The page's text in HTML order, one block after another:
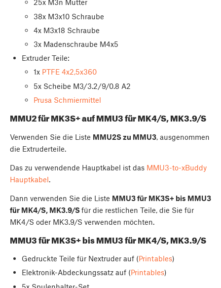
25x M3n Mutter
38x M3x10 Schraube
4x M3x18 Schraube
3x Madenschraube M4x5
Extruder Teile:
1x PTFE 4x2,5x360
5x Scheibe M3/3.2/9/0.8 A2
Prusa Schmiermittel
MMU2 für MK3S+ auf MMU3 für MK4/S, MK3.9/S
Verwenden Sie die Liste MMU2S zu MMU3 , ausgenommen
die Extruderteile.
Das zu verwendende Hauptkabel ist das MMU3-to-xBuddy
Hauptkabel
Dann verwenden Sie die Liste MMU3 für MK3S+ bis MMU3
für MK4/S, MK3.9/Sfür die restlichen Teile, die Sie für
MK4/S oder MK3.9/S verwenden möchten.
MMU3 für MK3S+ bis MMU3 für MK4/S, MK3.9/S
Gedruckte Teile für Nextruder auf (Printables)
Elektronik-Abdeckungssatz auf (Printables)